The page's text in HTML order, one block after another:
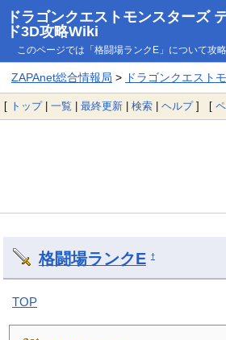
ドラゴンクエストモンスターズ
ド3D攻略Wiki
このページでは「格闘場ランクE」について攻略
ZAPAnet総合情報局 > ドラゴンクエスト
[ トップ| 一覧 | 最終更新 | 検索 | ヘルプ] [
格闘場ランクE †
TOP